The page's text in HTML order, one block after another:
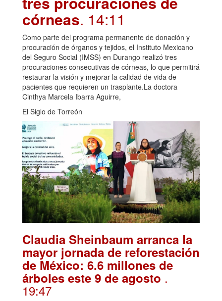
córneas. 14:11
Como parte del programa permanente de donación y
procuración de órganos y tejidos, el Instituto Mexicano
del Seguro Social (IMSS) en Durango realizó tres
procuraciones consecutivas de córneas, lo que permitirá
restaurar la visión y mejorar la calidad de vida de
pacientes que requieren un trasplante.La doctora
Cinthya Marcela Ibarra Aguirre,
El Siglo de Torreón
Claudia Sheinbaum arranca la
mayor jornada de reforestación
de México: 6.6 millones de
árboles este 9 de agosto .
19:47